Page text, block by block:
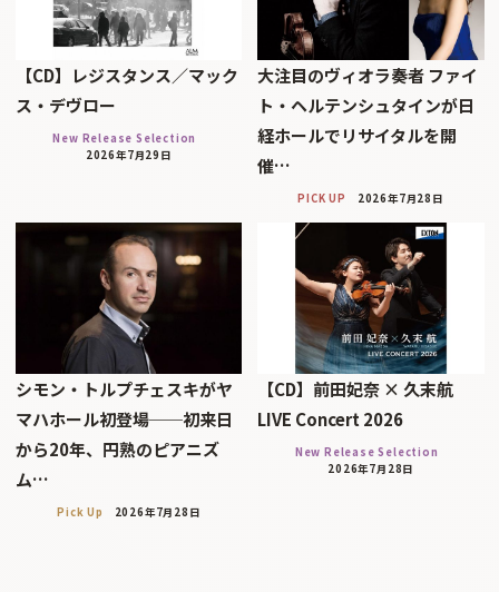
【CD】レジスタンス／マック
ス・デヴロー
New Release Selection
2026年7月29日
大注目のヴィオラ奏者 ファイ
ト・ヘルテンシュタインが日
経ホールでリサイタルを開
催…
PICK UP 2026年7月28日
シモン・トルプチェスキがヤ
マハホール初登場──初来日
から20年、円熟のピアニズ
ム…
Pick Up 2026年7月28日
【CD】前田妃奈 × 久末航
LIVE Concert 2026
New Release Selection
2026年7月28日